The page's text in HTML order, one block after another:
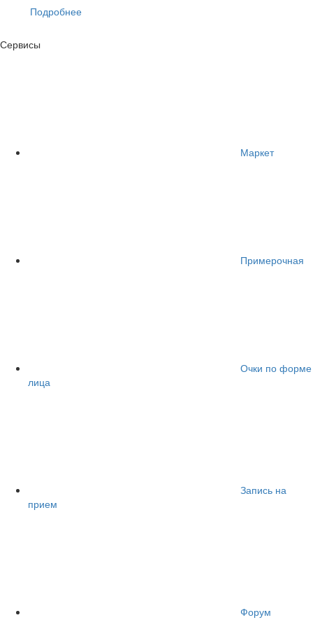
Подробнее
Сервисы
Маркет
Примерочная
Очки по форме
лица
Запись на
прием
Форум